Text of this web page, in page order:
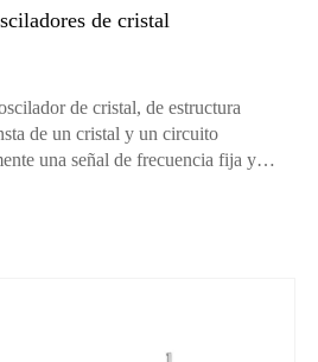
de cristal
de cristal, de estructura
de un cristal y un circuito
una señal de frecuencia fija y
las que la precisión de la
alta, como algunos aparatos